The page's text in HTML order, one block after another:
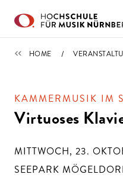
TERMINE
HOME
KAMMERMUSIK IM
Virtuoses
MITTWOCH, 23.
SEEPARK